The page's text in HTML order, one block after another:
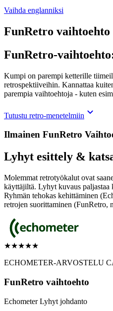
Vaihda englanniksi
FunRetro vaihtoehto
FunRetro-
Kumpi on parempi ketterille
retrospektiiveihin. Kannattaa
parempia vaihtoehtoja - kuten
Tutustu retro-menetelmiin
Ilmainen FunRetro
Lyhyt esittely &
Molemmat retrotyökalut ovat
käyttäjiltä. Lyhyt kuvaus paljastaa
Ryhmän tehokas kehittäminen
retrojen suorittaminen (FunRetro,
★★★★★
ECHOMETER-ARVOSTELU
FunRetro vaihtoehto
Echometer Lyhyt johdanto